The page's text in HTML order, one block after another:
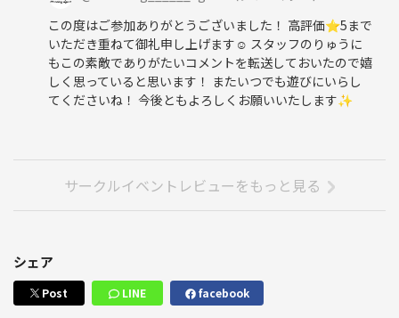
この度はご参加ありがとうございました！ 高評価⭐️5まで
いただき重ねて御礼申し上げます☺️ スタッフのりゅうに
もこの素敵でありがたいコメントを転送しておいたので嬉
しく思っていると思います！ またいつでも遊びにいらし
てくださいね！ 今後ともよろしくお願いいたします✨
サークルイベントレビューをもっと見る
シェア
Post LINE facebook